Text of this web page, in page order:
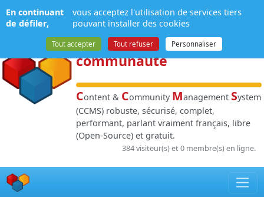
NPDS:Gestion de
contenuet de
communauté
Content & Community Management System
(CCMS) robuste, sécurisé, complet,
performant, parlant vraiment français, libre
(Open-Source) et gratuit.
384 visiteur(s) et 0 membre(s) en ligne.
Panneau de gestion des cookies
En continuant
de défiler,
vous acceptez l'utilisation de services tiers
pouvant installer des cookies
Tout accepter Tout refuser Personnaliser